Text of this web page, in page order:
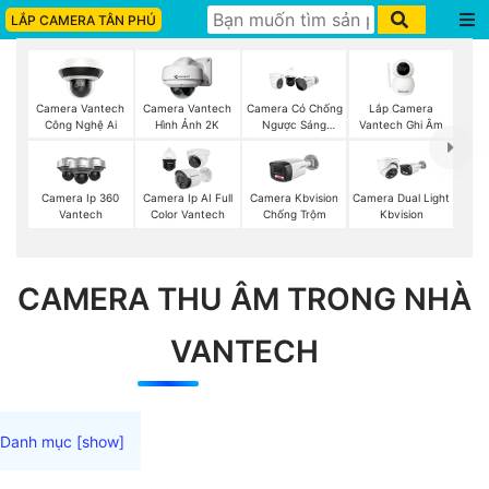
LẮP CAMERA TÂN PHÚ
Camera Vantech
Công Nghệ Ai
Camera Vantech
Hình Ảnh 2K
Camera Có Chống
Ngược Sáng
Lắp Camera
Vantech Ghi Âm
Camera Ip 360
Vantech
Camera Ip AI Full
Color Vantech
Camera Kbvision
Chống Trộm
Camera Dual Light
Kbvision
CAMERA THU ÂM TRONG NHÀ
VANTECH